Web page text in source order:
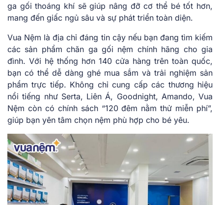
ga gối thoáng khí sẽ giúp nâng đỡ cơ thể bé tốt hơn,
mang đến giấc ngủ sâu và sự phát triển toàn diện.
Vua Nệm là địa chỉ đáng tin cậy nếu bạn đang tìm kiếm
các sản phẩm chăn ga gối nệm chính hãng cho gia
đình. Với hệ thống hơn 140 cửa hàng trên toàn quốc,
bạn có thể dễ dàng ghé mua sắm và trải nghiệm sản
phẩm trực tiếp. Không chỉ cung cấp các thương hiệu
nổi tiếng như Serta, Liên Á, Goodnight, Amando, Vua
Nệm còn có chính sách “120 đêm nằm thử miễn phí”,
giúp bạn yên tâm chọn nệm phù hợp cho bé yêu.